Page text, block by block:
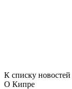
К списку новостей
О Кипре